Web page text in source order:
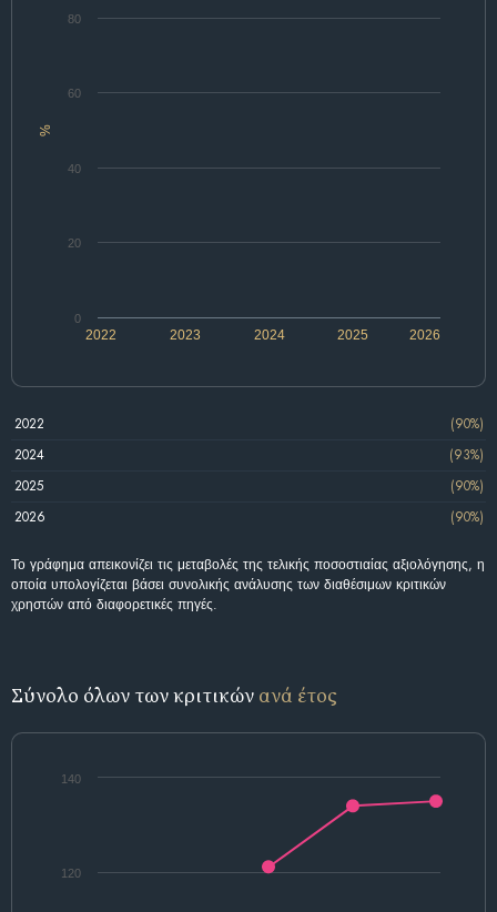
%
2022 2024 2026
2023 2025
0
20
40
60
80
2022
(90%)
2024
(93%)
2025
(90%)
2026
(90%)
Το γράφημα απεικονίζει τις μεταβολές της τελικής ποσοστιαίας αξιολόγησης, η
οποία υπολογίζεται βάσει συνολικής ανάλυσης των διαθέσιμων κριτικών
χρηστών από διαφορετικές πηγές.
Σύνολο όλων των κριτικών ανά έτος
120
140